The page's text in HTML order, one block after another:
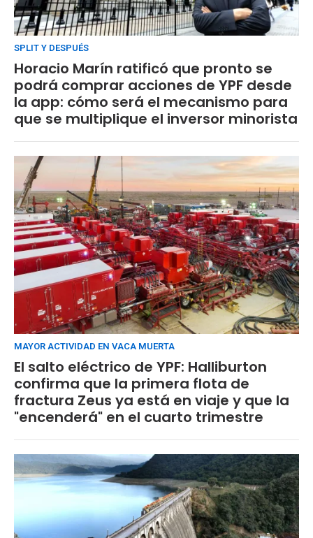
SPLIT Y DESPUÉS
Horacio Marín ratificó que pronto se
podrá comprar acciones de YPF desde
la app: cómo será el mecanismo para
que se multiplique el inversor minorista
MAYOR ACTIVIDAD EN VACA MUERTA
El salto eléctrico de YPF: Halliburton
confirma que la primera flota de
fractura Zeus ya está en viaje y que la
"encenderá" en el cuarto trimestre